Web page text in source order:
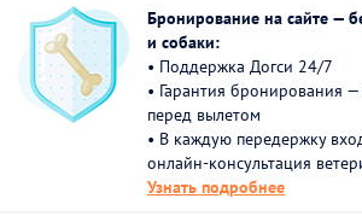
Бронирование на сайте —
и собаки:
• Поддержка Догси 24/7
• Гарантия бронирования
перед вылетом
• В каждую передержку
онлайн-консультация
Узнать подробнее